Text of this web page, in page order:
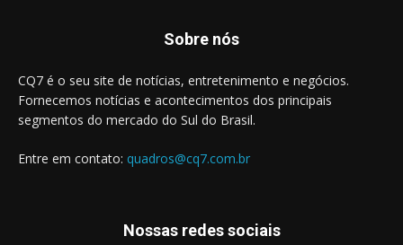
Sobre nós
CQ7 é o seu site de notícias, entretenimento e negócios.
Fornecemos notícias e acontecimentos dos principais
segmentos do mercado do Sul do Brasil.
Entre em contato: quadros@cq7.com.br
Nossas redes sociais